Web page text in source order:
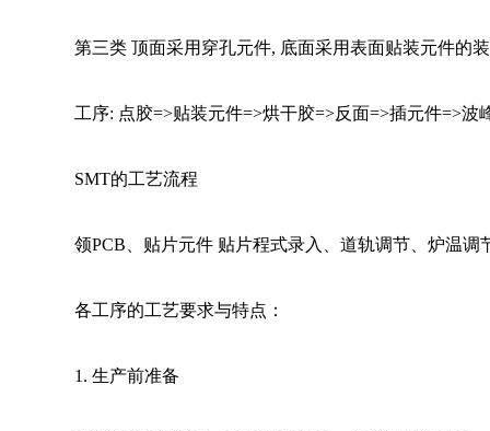
第三类 顶面采用穿孔元件, 底面采用表面贴装元件的
工序: 点胶=>贴装元件=>烘干胶=>反面=>插元件=>波
SMT的工艺流程
领PCB、贴片元件 贴片程式录入、道轨调节、炉温
各工序的工艺要求与特点：
1. 生产前准备